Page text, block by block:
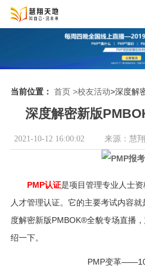
当前位置： 首页 >校友活动>深度解
深度解密新版
2021-10-12 16:00:02 来源：慧
PMP认证是项目管理专业人士
人才管理认证。它的主要考试内容
度解密新版PMBOK®全貌专场直播
绍一下。
PMP变革